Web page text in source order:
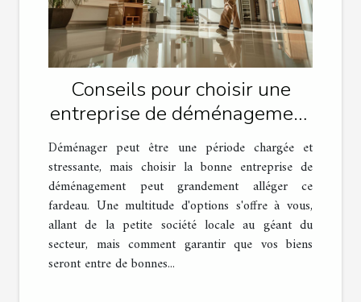
Conseils pour choisir une
entreprise de déménagement
fiable
Déménager peut être une période chargée et
stressante, mais choisir la bonne entreprise de
déménagement peut grandement alléger ce
fardeau. Une multitude d'options s'offre à vous,
allant de la petite société locale au géant du
secteur, mais comment garantir que vos biens
seront entre de bonnes...